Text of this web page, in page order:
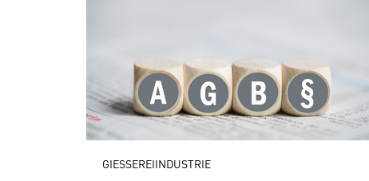
GIESSEREIINDUSTRIE